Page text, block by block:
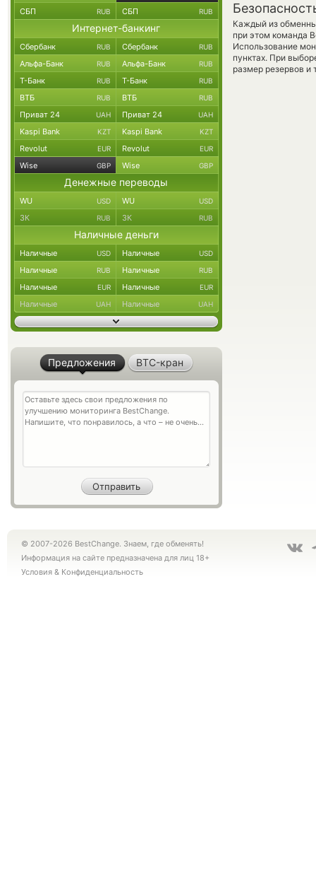
Каждый из
при этом команда
Использование
пунктах. При
размер резервов и
СБП RUB СБП RUB
Интернет-банкинг
Сбербанк RUB Сбербанк RUB
Альфа-Банк RUB Альфа-Банк RUB
Т-Банк RUB Т-Банк RUB
ВТБ RUB ВТБ RUB
Приват 24 UAH Приват 24 UAH
Kaspi Bank KZT Kaspi Bank KZT
Revolut EUR Revolut EUR
Wise GBP Wise GBP
Денежные переводы
WU USD WU USD
ЗК RUB ЗК RUB
Наличные деньги
Наличные USD Наличные USD
Наличные RUB Наличные RUB
Наличные EUR Наличные EUR
Наличные UAH Наличные UAH
Предложения BTC-кран
© 2007-2026 BestChange. Знаем, где обменять!
Информация на сайте предназначена для лиц 18+
Условия & Конфиденциальность